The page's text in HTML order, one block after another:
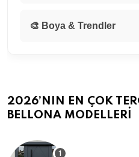
🎨 Boya & Trendler
2026’NIN EN ÇOK
BELLONA MODELLERI